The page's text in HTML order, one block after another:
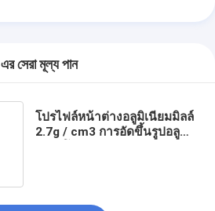
এর সেরা মূল্য পান
โปรไฟล์หน้าต่างอลูมิเนียมมิลล์
2.7g / cm3 การอัดขึ้นรูปอลูมิ